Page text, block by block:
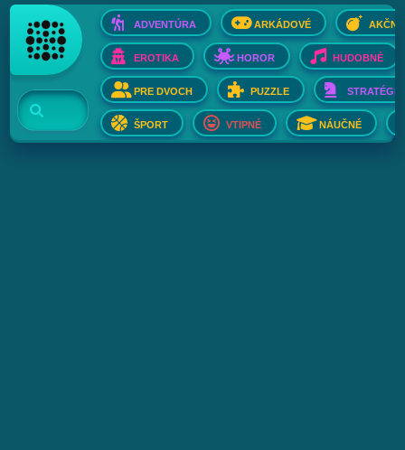
ADVENTÚRA ARKÁDOVÉ AKČNÉ
EROTIKA HOROR HUDOBNÉ
PRE DVOCH PUZZLE STRATÉGIE
ŠPORT VTIPNÉ NÁUČNÉ